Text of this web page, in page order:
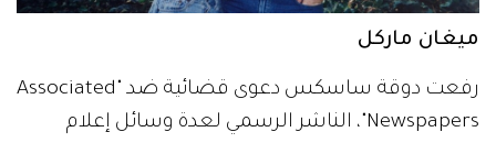
ميغان ماركل
رفعت دوقة ساسكس دعوى قضائية ضد "Associated
Newspapers"، الناشر الرسمي لعدة وسائل إعلام